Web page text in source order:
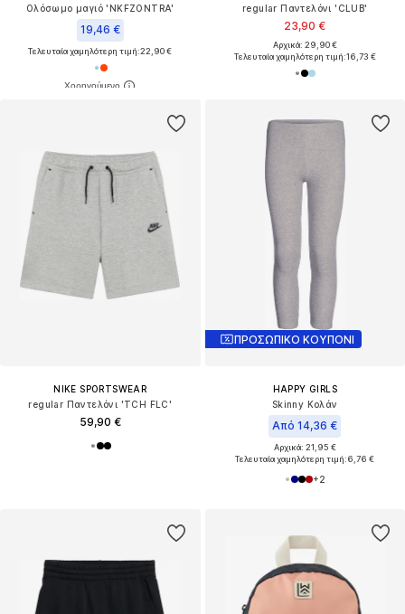
Ολόσωμο μαγιό 'NKFZONTRA'
19,46 €
Τελευταία χαμηλότερη τιμή:22,90 €
regular Παντελόνι 'CLUB'
23,90 €
Αρχικά: 29,90 €
Τελευταία χαμηλότερη τιμή:16,73 €
NIKE SPORTSWEAR
regular Παντελόνι 'TCH FLC'
59,90 €
ΠΡΟΣΩΠΙΚΟ ΚΟΥΠΟΝΙ
HAPPY GIRLS
Skinny Κολάν
Από 14,36 €
Αρχικά: 21,95 €
Τελευταία χαμηλότερη τιμή:6,76 €
+2